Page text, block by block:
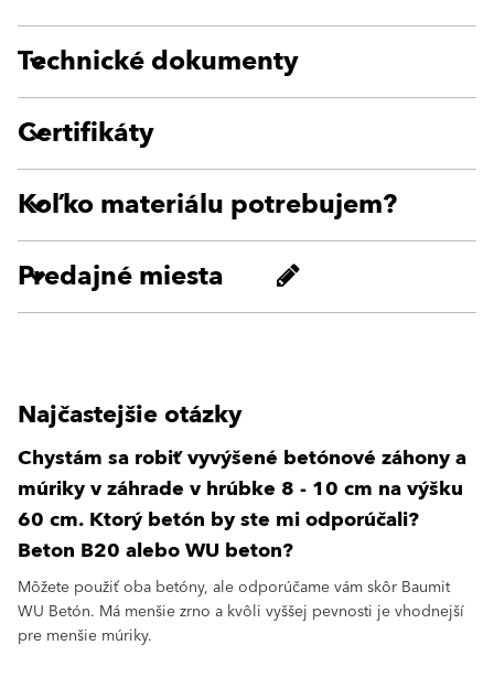
Technické dokumenty
Certifikáty
Koľko materiálu potrebujem?
Predajné miesta
Najčastejšie otázky
Chystám sa robiť vyvýšené betónové záhony a
múriky v záhrade v hrúbke 8 - 10 cm na výšku
60 cm. Ktorý betón by ste mi odporúčali?
Beton B20 alebo WU beton?
Môžete použiť oba betóny, ale odporúčame vám skôr Baumit
WU Betón. Má menšie zrno a kvôli vyššej pevnosti je vhodnejší
pre menšie múriky.